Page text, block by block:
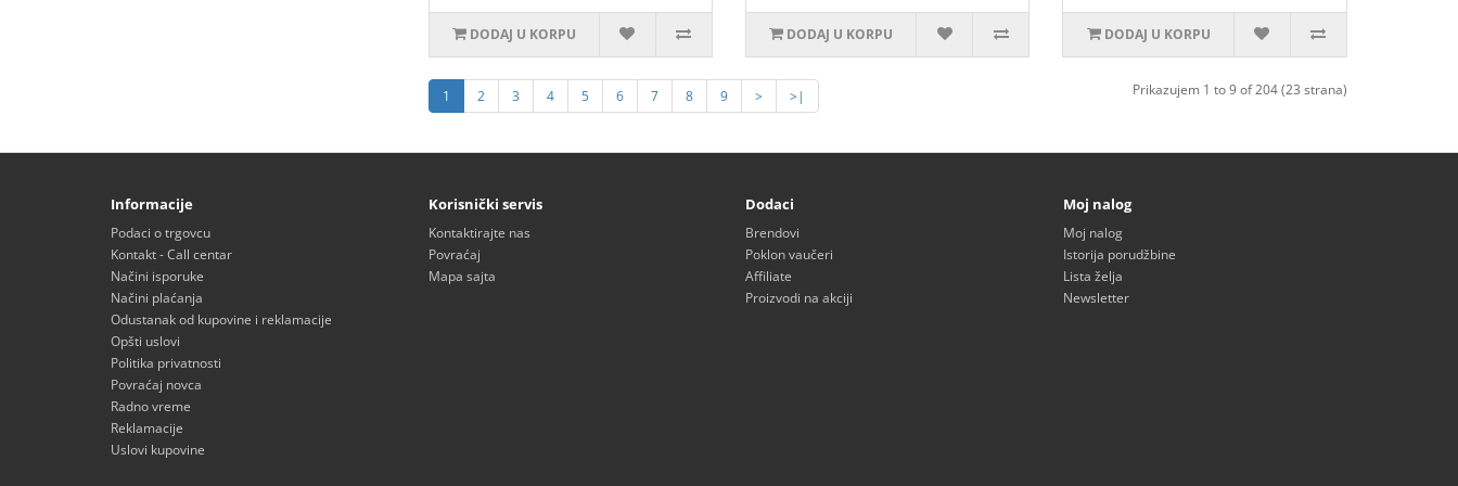
DODAJ U KORPU DODAJ U KORPU DODAJ U KORPU
1 2 3 4 5 6 7 8 9 > >| Prikazujem 1 to 9 of 204 (23 strana)
Informacije
Podaci o trgovcu
Kontakt - Call centar
Načini isporuke
Načini plaćanja
Odustanak od kupovine i reklamacije
Opšti uslovi
Politika privatnosti
Povraćaj novca
Radno vreme
Reklamacije
Uslovi kupovine
Korisnički servis
Kontaktirajte nas
Povraćaj
Mapa sajta
Dodaci
Brendovi
Poklon vaučeri
Affiliate
Proizvodi na akciji
Moj nalog
Moj nalog
Istorija porudžbine
Lista želja
Newsletter